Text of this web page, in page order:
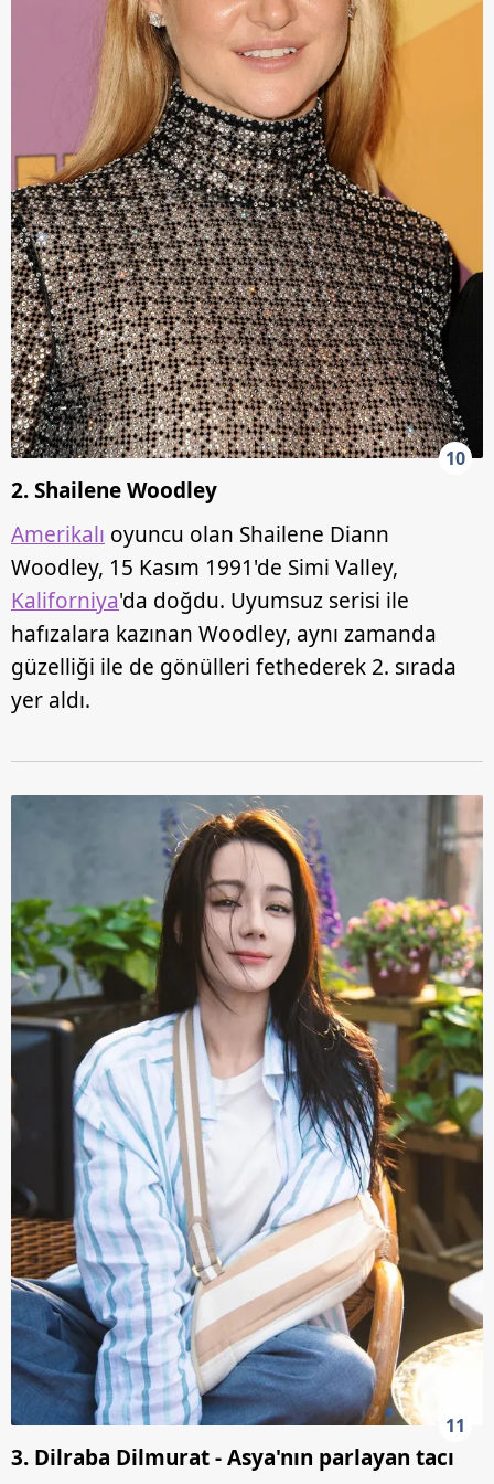
10
2. Shailene Woodley
Amerikalı oyuncu olan Shailene Diann
Woodley, 15 Kasım 1991'de Simi Valley,
Kaliforniya'da doğdu. Uyumsuz serisi ile
hafızalara kazınan Woodley, aynı zamanda
güzelliği ile de gönülleri fethederek 2. sırada
yer aldı.
11
3. Dilraba Dilmurat - Asya'nın parlayan tacı